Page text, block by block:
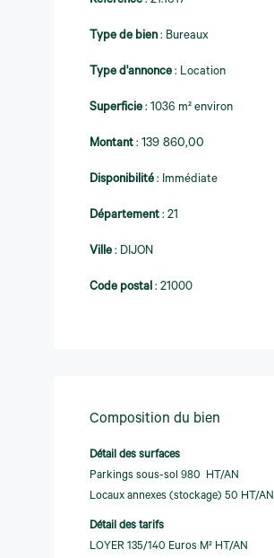
Type de bien : Bureaux
Type d'annonce : Location
Superficie : 1036 m² environ
Montant : 139 860,00
Disponibilité : Immédiate
Département : 21
Ville : DIJON
Code postal : 21000
Composition du bien
Détail des surfaces
Parkings sous-sol 980  HT/AN
Locaux annexes (stockage) 50 HT/AN
Détail des tarifs
LOYER 135/140 Euros M² HT/AN